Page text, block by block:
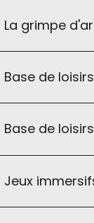
La grimpe
Base de
Base de
Jeux